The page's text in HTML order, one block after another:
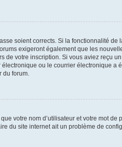
soient corrects. Si la fonctionnalité
exigeront également que les
de votre inscription. Si vous aviez reçu
ou le courrier électronique
forum.
votre nom d’utilisateur et votre mot
du site internet ait un problème de